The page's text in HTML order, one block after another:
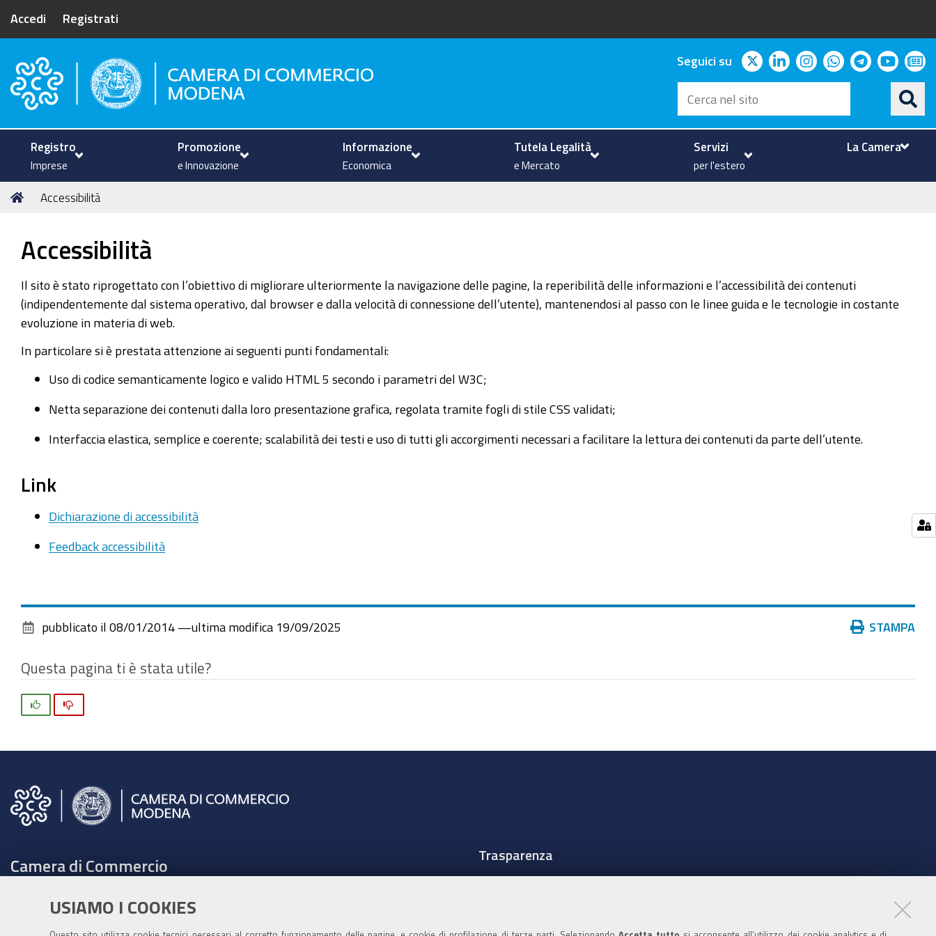
USIAMO I COOKIES
Accedi Registrati
Camera di Commercio di Modena
Seguici su twitterlinkedininstagram
whatsapp
telegram
Cerca
nel
sito
Registro
Imprese
Promozione
e Innovazione
Informazione
Economica
Tutela Legalità
e Mercato
Servizi
per l'estero
La Camera
Tu
Home
Accessibilità
Accessibilità
Il sito è stato riprogettato con l’obiettivo di migliorare ulteriormente la navigazione delle pagine, la reperibilità delle informazioni e l’accessibilità dei contenuti
(indipendentemente dal sistema operativo, dal browser e dalla velocità di connessione dell’utente), mantenendosi al passo con le linee guida e le tecnologie in costante
evoluzione in materia di web.
In particolare si è prestata attenzione ai seguenti punti fondamentali:
Uso di codice semanticamente logico e valido HTML 5 secondo i parametri del W3C;
Netta separazione dei contenuti dalla loro presentazione grafica, regolata tramite fogli di stile CSS validati;
Interfaccia elastica, semplice e coerente; scalabilità dei testi e uso di tutti gli accorgimenti necessari a facilitare la lettura dei contenuti da parte dell’utente.
Link
Dichiarazione di accessibilità
Feedback accessibilità
Azioni STAMPA
pubblicato il 08/01/2014 —ultima modifica 19/09/2025
Questa pagina ti è stata utile?
Camera di Commercio
Tel. 059208111 -URP
Contabilità speciale Banca d'Italia:
Trasparenza